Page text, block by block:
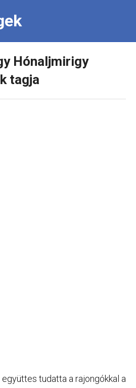
Hónaljmirigy
tagja
tudatta a rajongókkal a